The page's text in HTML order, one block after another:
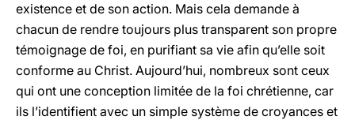
existence et de son action. Mais cela demande à
chacun de rendre toujours plus transparent son propre
témoignage de foi, en purifiant sa vie afin qu’elle soit
conforme au Christ. Aujourd’hui, nombreux sont ceux
qui ont une conception limitée de la foi chrétienne, car
ils l’identifient avec un simple système de croyances et